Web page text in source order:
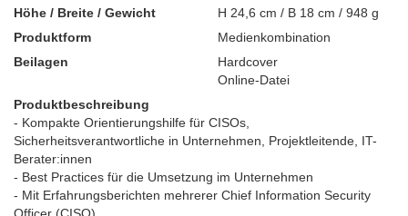
Höhe / Breite / Gewicht
H 24,6 cm / B 18 cm / 948 g
Produktform
Medienkombination
Beilagen
Hardcover
Online-Datei
Produktbeschreibung
- Kompakte Orientierungshilfe für CISOs,
Sicherheitsverantwortliche in Unternehmen, Projektleitende, IT-
Berater:innen
- Best Practices für die Umsetzung im Unternehmen
- Mit Erfahrungsberichten mehrerer Chief Information Security